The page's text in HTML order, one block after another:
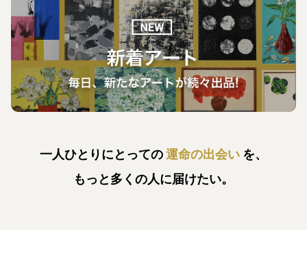
一人ひとりにとっての運命の出会い を、
もっと多くの人に届けたい。